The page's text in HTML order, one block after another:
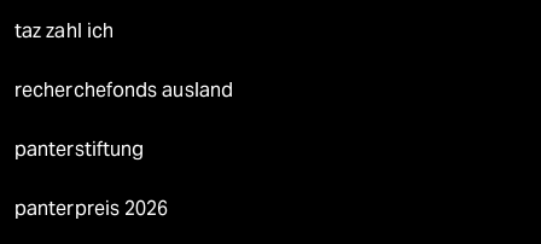
taz zahl ich
recherchefonds ausland
panterstiftung
panterpreis 2026